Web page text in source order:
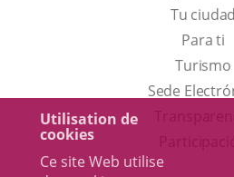
Utilisation de
cookies
Ce site Web utilise
Tu ciudad
Para ti
Turismo
Sede